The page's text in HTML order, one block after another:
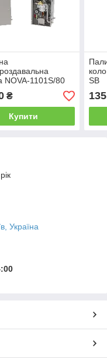
NOVA-1101S/80
80 л/хв)
₴
Купити
ЅВ
Україна